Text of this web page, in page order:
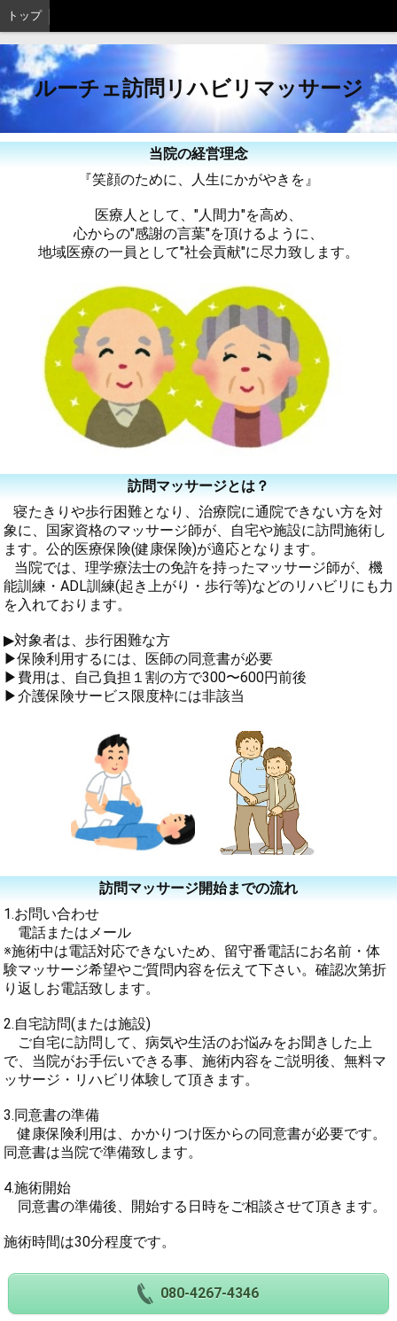
トップ
ルーチェ訪問リハビリマッサージ
当院の経営理念
『笑顔のために、人生にかがやきを』
医療人として、"人間力"を高め、
心からの"感謝の言葉"を頂けるように、
地域医療の一員として"社会貢献"に尽力致します。
訪問マッサージとは？
寝たきりや歩行困難となり、治療院に通院できない方を対
象に、国家資格のマッサージ師が、自宅や施設に訪問施術し
ます。公的医療保険(健康保険)が適応となります。
当院では、理学療法士の免許を持ったマッサージ師が、機
能訓練・ADL訓練(起き上がり・歩行等)などのリハビリにも力
を入れております。
▶︎対象者は、歩行困難な方
▶︎保険利用するには、医師の同意書が必要
▶︎費用は、自己負担１割の方で300〜600円前後
▶︎介護保険サービス限度枠には非該当
訪問マッサージ開始までの流れ
1.お問い合わせ
電話またはメール
※施術中は電話対応できないため、留守番電話にお名前・体
験マッサージ希望やご質問内容を伝えて下さい。確認次第折
り返しお電話致します。
2.自宅訪問(または施設)
ご自宅に訪問して、病気や生活のお悩みをお聞きした上
で、当院がお手伝いできる事、施術内容をご説明後、無料マ
ッサージ・リハビリ体験して頂きます。
3.同意書の準備
健康保険利用は、かかりつけ医からの同意書が必要です。
同意書は当院で準備致します。
4.施術開始
同意書の準備後、開始する日時をご相談させて頂きます。
施術時間は30分程度です。
080-4267-4346